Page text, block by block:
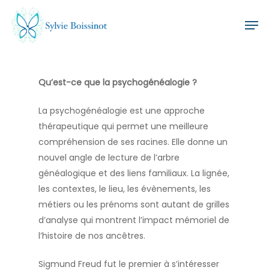
main
Qu’est-ce que la psychogénéalogie ?
La psychogénéalogie est une approche
thérapeutique qui permet une meilleure
compréhension de ses racines. Elle donne un
nouvel angle de lecture de l’arbre
généalogique et des liens familiaux. La lignée,
les contextes, le lieu, les évènements, les
métiers ou les prénoms sont autant de grilles
d’analyse qui montrent l’impact mémoriel de
l’histoire de nos ancêtres.
Sigmund Freud fut le premier à s’intéresser